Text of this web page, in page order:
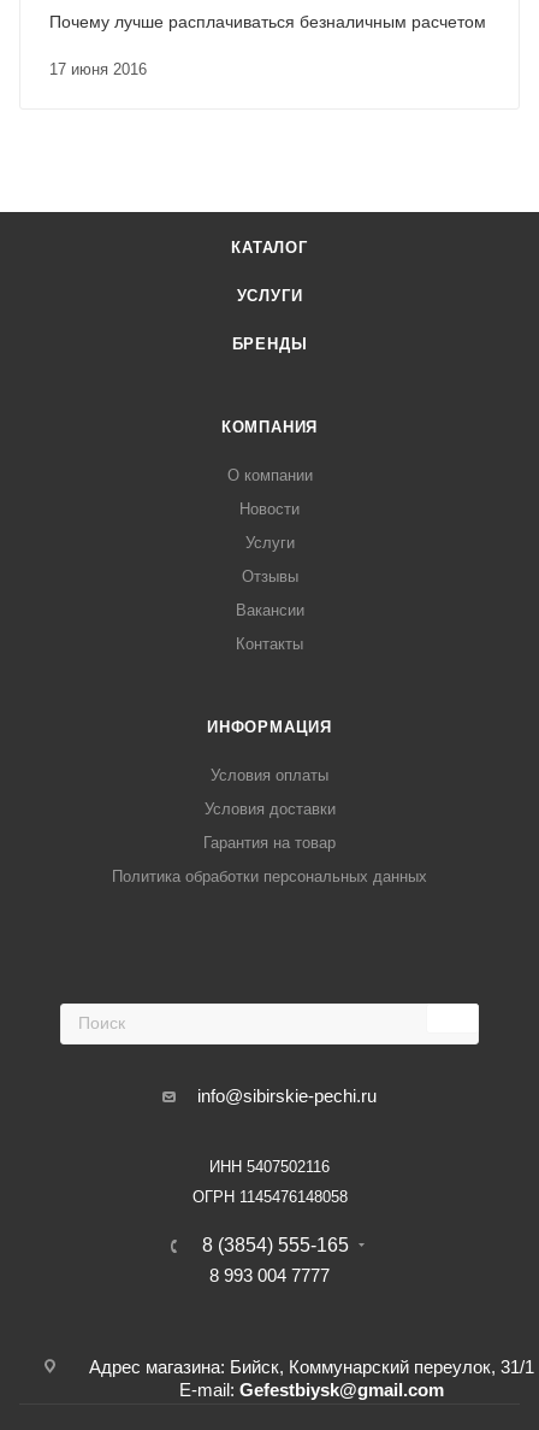
17 июня 2016
Почему лучше расплачиваться безналичным расчетом
КАТАЛОГ
УСЛУГИ
БРЕНДЫ
КОМПАНИЯ
О компании
Новости
Услуги
Отзывы
Вакансии
Контакты
ИНФОРМАЦИЯ
Условия оплаты
Условия доставки
Гарантия на товар
Политика обработки персональных данных
info@sibirskie-pechi.ru
ИНН 5407502116
ОГРН 1145476148058
8 (3854) 555-165
8 993 004 7777
Адрес магазина: Бийск, Коммунарский переулок, 31/1
E-mail: Gefestbiysk@gmail.com